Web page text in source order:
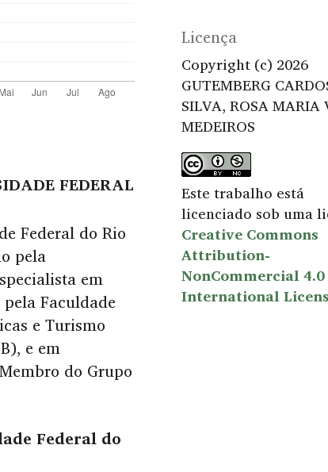
FEDERAL
Federal do Rio
pela
em
Faculdade
e Turismo
e em
do Grupo
Federal do
Licença
Copyright (c) 2026
GUTEMBERG
SILVA, ROSA MARIA
MEDEIROS
Este trabalho está
licenciado sob uma
Creative Commons
Attribution-
NonCommercial 4.0
International